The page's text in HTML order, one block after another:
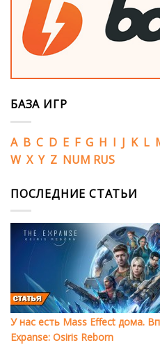
БАЗА ИГР
A B C D E F G H I J K L
W X Y Z NUM RUS
ПОСЛЕДНИЕ СТАТЬИ
У нас есть Mass Effect дома.
Expanse: Osiris Reborn